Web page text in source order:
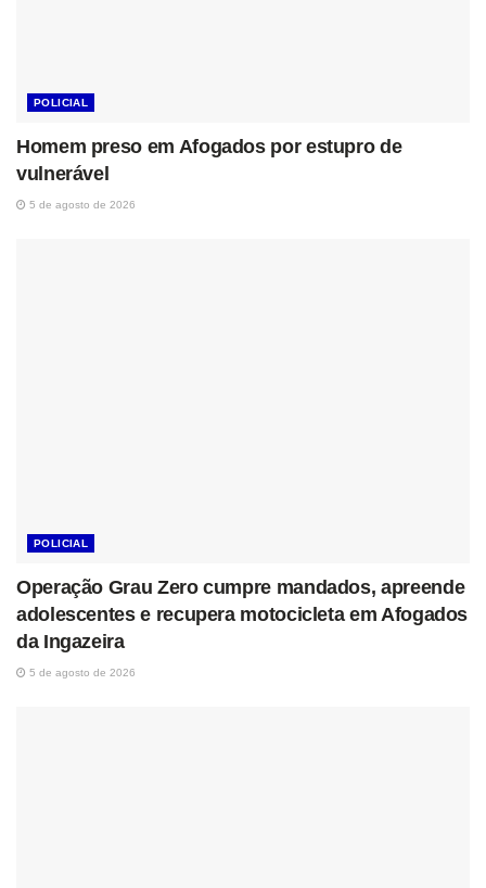
POLICIAL
Homem preso em Afogados por estupro de
vulnerável
5 de agosto de 2026
POLICIAL
Operação Grau Zero cumpre mandados, apreende
adolescentes e recupera motocicleta em Afogados
da Ingazeira
5 de agosto de 2026